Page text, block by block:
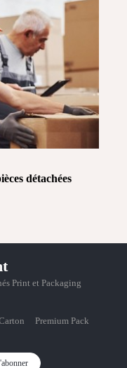
détachées
Print et Packaging
Premium Pack